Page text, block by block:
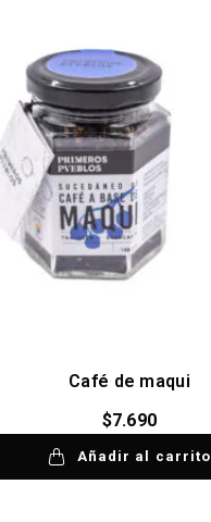
Café de maqui
$7.690
Añadir al carrito